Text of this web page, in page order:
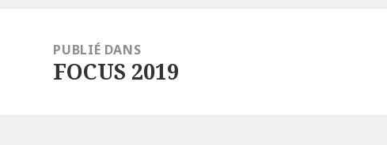
l’article
PUBLIÉ DANS
FOCUS 2019